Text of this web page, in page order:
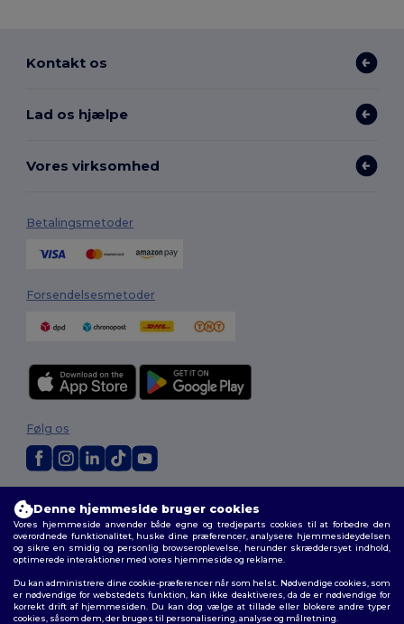
Kontakt os
Lad os hjælpe
Vores virksomhed
Betalingsmetoder
Forsendelsesmetoder
Vilkår og Betingelser|Tilpasset politik |Fortrolighedspolitik
cookies|Sitemap
Følg os
Denne hjemmeside bruger cookies
Vores hjemmeside anvender både egne og tredjeparts cookies til at forbedre den
overordnede funktionalitet, huske dine præferencer, analysere hjemmesideydelsen
og sikre en smidig og personlig browseroplevelse, herunder skræddersyet indhold,
optimerede interaktioner med vores hjemmeside og reklame.
Du kan administrere dine cookie-præferencer når som helst. Nødvendige cookies, som
er nødvendige for webstedets funktion, kan ikke deaktiveres, da de er nødvendige for
korrekt drift af hjemmesiden. Du kan dog vælge at tillade eller blokere andre typer
cookies, såsom dem, der bruges til personalisering, analyse og målretning.